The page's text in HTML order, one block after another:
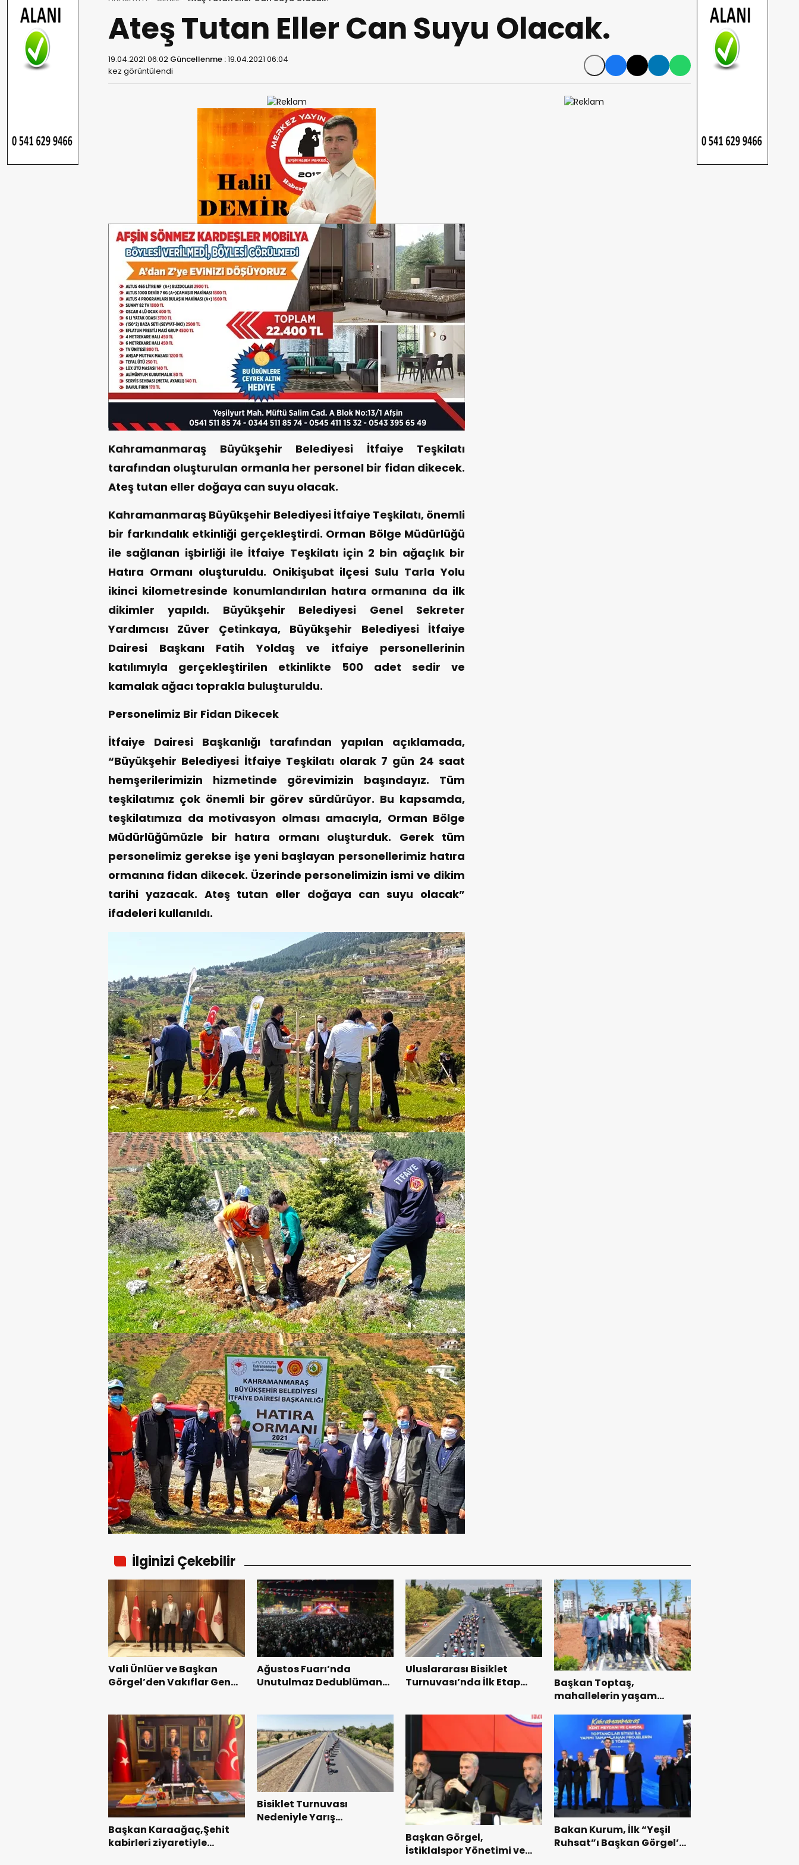
Ateş Tutan Eller Can Suyu Olacak.
19.04.2021 06:02 Güncellenme :19.04.2021 06:04
kez görüntülendi
Kahramanmaraş Büyükşehir Belediyesi İtfaiye Teşkilatı
tarafından oluşturulan ormanla her personel bir fidan dikecek.
Ateş tutan eller doğaya can suyu olacak.
Kahramanmaraş Büyükşehir Belediyesi İtfaiye Teşkilatı, önemli
bir farkındalık etkinliği gerçekleştirdi. Orman Bölge Müdürlüğü
ile sağlanan işbirliği ile İtfaiye Teşkilatı için 2 bin ağaçlık bir
Hatıra Ormanı oluşturuldu. Onikişubat ilçesi Sulu Tarla Yolu
ikinci kilometresinde konumlandırılan hatıra ormanına da ilk
dikimler yapıldı. Büyükşehir Belediyesi Genel Sekreter
Yardımcısı Züver Çetinkaya, Büyükşehir Belediyesi İtfaiye
Dairesi Başkanı Fatih Yoldaş ve itfaiye personellerinin
katılımıyla gerçekleştirilen etkinlikte 500 adet sedir ve
kamalak ağacı toprakla buluşturuldu.
Personelimiz Bir Fidan Dikecek
İtfaiye Dairesi Başkanlığı tarafından yapılan açıklamada,
“Büyükşehir Belediyesi İtfaiye Teşkilatı olarak 7 gün 24 saat
hemşerilerimizin hizmetinde görevimizin başındayız. Tüm
teşkilatımız çok önemli bir görev sürdürüyor. Bu kapsamda,
teşkilatımıza da motivasyon olması amacıyla, Orman Bölge
Müdürlüğümüzle bir hatıra ormanı oluşturduk. Gerek tüm
personelimiz gerekse işe yeni başlayan personellerimiz hatıra
ormanına fidan dikecek. Üzerinde personelimizin ismi ve dikim
tarihi yazacak. Ateş tutan eller doğaya can suyu olacak”
ifadeleri kullanıldı.
İlginizi Çekebilir
Vali Ünlüer ve Başkan
Görgel’den Vakıflar Genel
Ağustos Fuarı’nda
Unutulmaz Dedublüman
Uluslararası Bisiklet
Turnuvası’nda İlk Etap
Başkan Toptaş,
mahallelerin yaşam
ziyaret etti.
Başkan Karaağaç,Şehit
kabirleri ziyaretiyle
Bisiklet Turnuvası
Nedeniyle Yarış
Başkan Görgel,
İstiklalspor Yönetimi ve
Bakan Kurum, İlk “Yeşil
Ruhsat”ı Başkan Görgel’e